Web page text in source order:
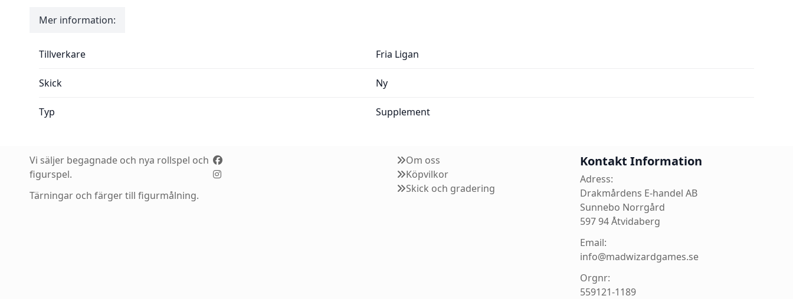
Mer information:
Tillverkare Fria Ligan
Skick Ny
Typ Supplement
Vi säljer begagnade och nya rollspel och
figurspel.
Tärningar och färger till figurmålning.
Om oss
Köpvilkor
Skick och gradering
Kontakt Information
Adress:
Drakmårdens E-handel AB
Sunnebo Norrgård
597 94 Åtvidaberg
Email:
info@madwizardgames.se
Orgnr:
559121-1189